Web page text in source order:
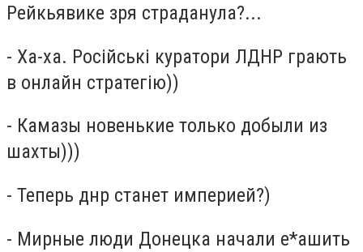
Рейкьявике зря страданула?...
- Ха-ха. Російські куратори ЛДНР грають
в онлайн стратегію))
- Камазы новенькие только добыли из
шахты)))
- Теперь днр станет империей?)
- Мирные люди Донецка начали е*ашить